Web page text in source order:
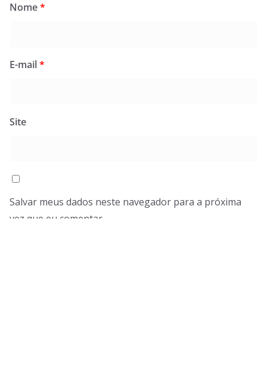
Nome*
E-mail*
Site
Salvar meus dados neste navegador para a próxima
vez que eu comentar.